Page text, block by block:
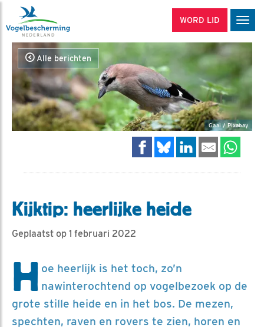
WORD LID
Alle berichten
Gaai / Pixabay
Kijktip: heerlijke heide
Geplaatst op 1 februari 2022
H oe heerlijk is het toch, zo’n
nawinterochtend op vogelbezoek op de
grote stille heide en in het bos. De mezen,
spechten, raven en rovers te zien, horen en